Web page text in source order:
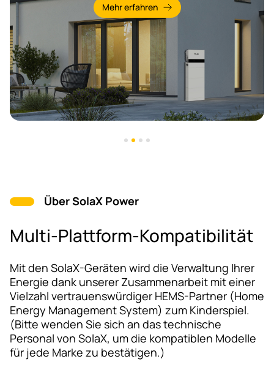
erfahren Mehr
Über SolaX Power
Multi-Plattform-Kompatibilität
Mit den SolaX-Geräten wird die Verwaltung Ihrer
Energie dank unserer Zusammenarbeit mit einer
Vielzahl vertrauenswürdiger HEMS-Partner (Home
Energy Management System) zum Kinderspiel.
(Bitte wenden Sie sich an das technische
Personal von SolaX, um die kompatiblen Modelle
für jede Marke zu bestätigen.)